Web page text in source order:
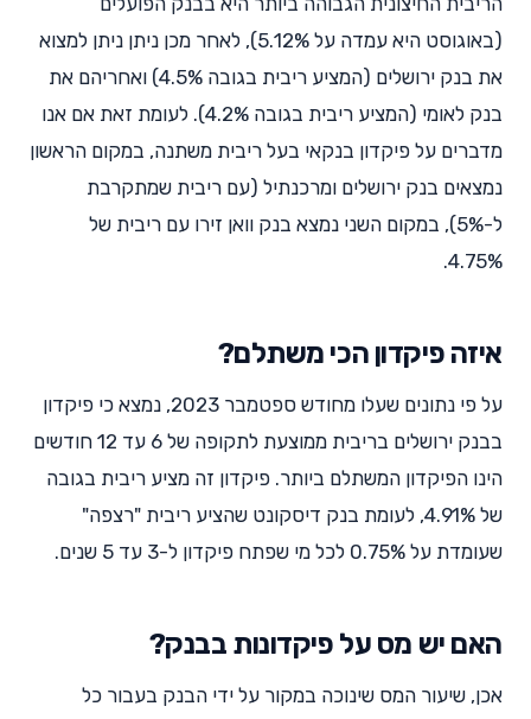
(באוגוסט היא עמדה על 5.12%), לאחר מכן ניתן ניתן למצוא
את בנק ירושלים (המציע ריבית בגובה 4.5%) ואחריהם את
בנק לאומי (המציע ריבית בגובה 4.2%). לעומת זאת אם אנו
מדברים על פיקדון בנקאי בעל ריבית משתנה, במקום הראשון
נמצאים בנק ירושלים ומרכנתיל (עם ריבית שמתקרבת
ל-5%), במקום השני נמצא בנק וואן זירו עם ריבית של
4.75%.
איזה פיקדון הכי משתלם?
על פי נתונים שעלו מחודש ספטמבר 2023, נמצא כי פיקדון
בבנק ירושלים בריבית ממוצעת לתקופה של 6 עד 12 חודשים
הינו הפיקדון המשתלם ביותר. פיקדון זה מציע ריבית בגובה
של 4.91%, לעומת בנק דיסקונט שהציע ריבית "רצפה"
שעומדת על 0.75% לכל מי שפתח פיקדון ל-3 עד 5 שנים.
האם יש מס על פיקדונות בבנק?
אכן, שיעור המס שינוכה במקור על ידי הבנק בעבור כל